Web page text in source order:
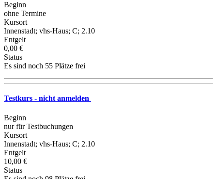
Beginn
ohne Termine
Kursort
Innenstadt; vhs-Haus; C; 2.10
Entgelt
0,00 €
Status
Es sind noch 55 Plätze frei
Testkurs - nicht anmelden
Beginn
nur für Testbuchungen
Kursort
Innenstadt; vhs-Haus; C; 2.10
Entgelt
10,00 €
Status